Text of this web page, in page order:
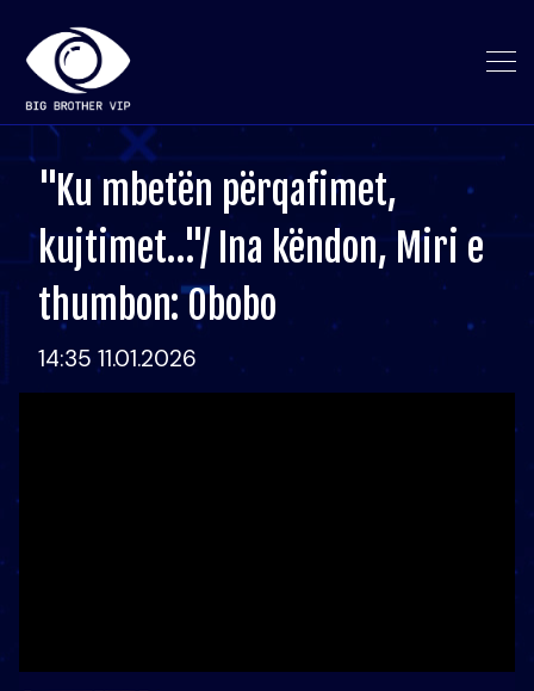
"Ku mbetën përqafimet,
kujtimet…"/ Ina këndon, Miri e
thumbon: Obobo
14:35 11.01.2026